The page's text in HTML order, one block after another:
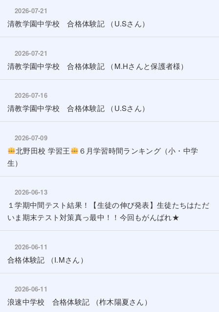
2026-07-21
清教学園中学校 合格体験記 （U.Sさん）
2026-07-21
清教学園中学校 合格体験記 （M.Hさんと保護者様）
2026-07-16
清教学園中学校 合格体験記 （U.Sさん）
2026-07-09
北野田校 学習王
６月学習時間ランキング（小・中学
生）
2026-06-13
１学期中間テスト結果！【生徒の伸び発表】生徒たちはただ
いま期末テスト対策真っ最中！！今回もがんばれ★
2026-06-11
合格体験記 （I.Mさん）
2026-06-11
浪速中学校 合格体験記 （柞木陽夏さん）